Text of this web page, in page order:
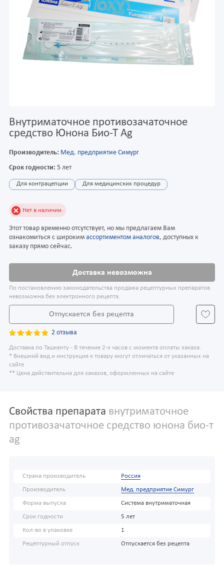
Внутриматочное противозачаточное
средство Юнона Био-Т Ag
Производитель: Мед. предприятие Симург
Срок годности: 5 лет
Для контрацепции Для медицинских процедур
Нет в наличии
Этот товар временно отсутствует, но мы предлагаем Вам
ознакомиться с широким ассортиментом аналогов, доступных к
заказу прямо сейчас.
Доставка невозможна
По постановлению законодательства продажа рецептурных препаратов
невозможна без электронного рецепта.
Отпускается без рецепта
2 отзыва
Доставка по Ташкенту - В течение 2-х часов с момента оплаты заказа.
* Внешний вид и инструкция к товару могут отличаться от указанных на
сайте
** Цена действительна для заказов, оформленных на сайте
Свойства препарата внутриматочное
противозачаточное средство юнона био-т
ag
Страна производитель Россия
Производитель Мед. предприятие Симург
Форма выпуска Система внутриматочная
Срок годности 5 лет
Кол-во в упаковке 1
Рецептурный отпуск Отпускается без рецепта